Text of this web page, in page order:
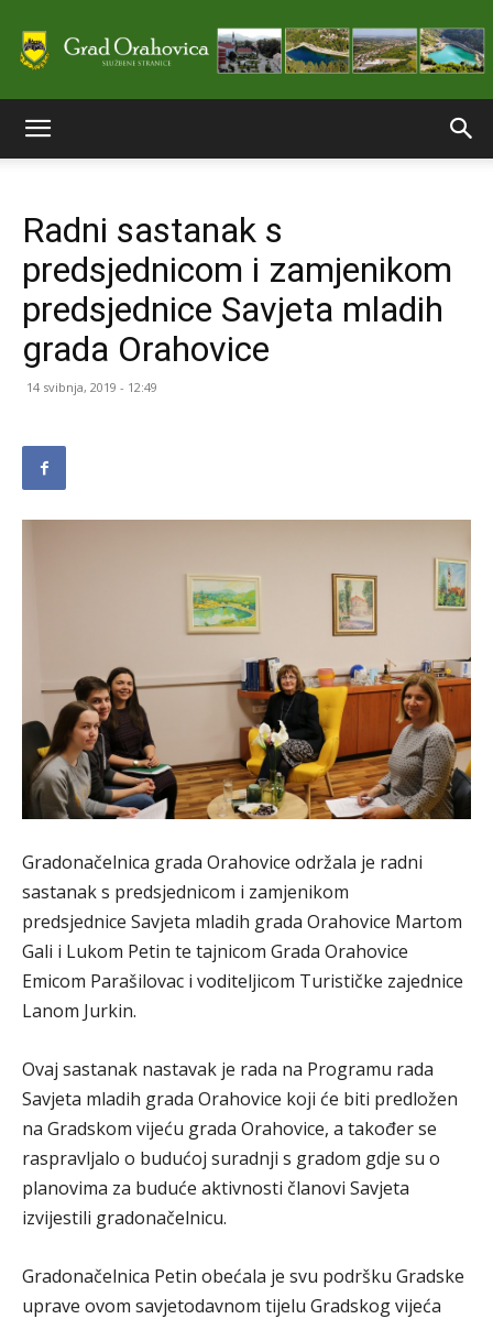
stranice
Grada
Radni sastanak s
predsjednicom i zamjenikom
predsjednice Savjeta mladih
grada Orahovice
14 svibnja, 2019 - 12:49
Gradonačelnica grada Orahovice održala je radni
sastanak s predsjednicom i zamjenikom
predsjednice Savjeta mladih grada Orahovice Martom
Gali i Lukom Petin te tajnicom Grada Orahovice
Emicom Parašilovac i voditeljicom Turističke zajednice
Lanom Jurkin.
Ovaj sastanak nastavak je rada na Programu rada
Savjeta mladih grada Orahovice koji će biti predložen
na Gradskom vijeću grada Orahovice, a također se
raspravljalo o budućoj suradnji s gradom gdje su o
planovima za buduće aktivnosti članovi Savjeta
izvijestili gradonačelnicu.
Gradonačelnica Petin obećala je svu podršku Gradske
uprave ovom savjetodavnom tijelu Gradskog vijeća